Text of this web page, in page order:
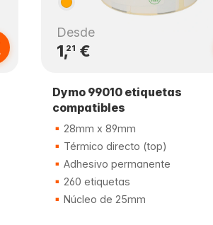
Desde
1,21 €
Dymo 99010 etiquetas
compatibles
28mm x 89mm
Térmico directo (top)
Adhesivo permanente
260 etiquetas
Núcleo de 25mm